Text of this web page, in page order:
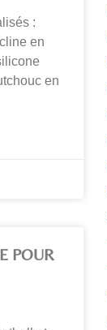
:
en
en
POUR